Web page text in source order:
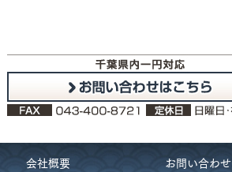
会社概要 お問い合わせ